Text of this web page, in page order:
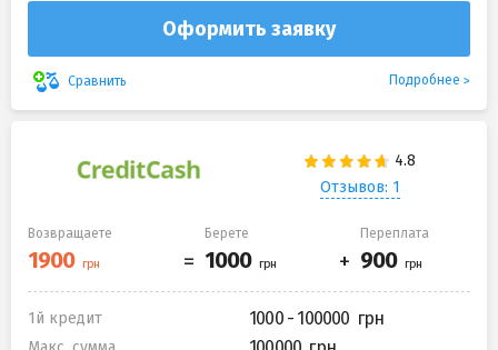
Оформить заявку
Сравнить Подробнее
Отзывов: 1
Возвращаете Берете Переплата
1й кредит 1000 - 100000